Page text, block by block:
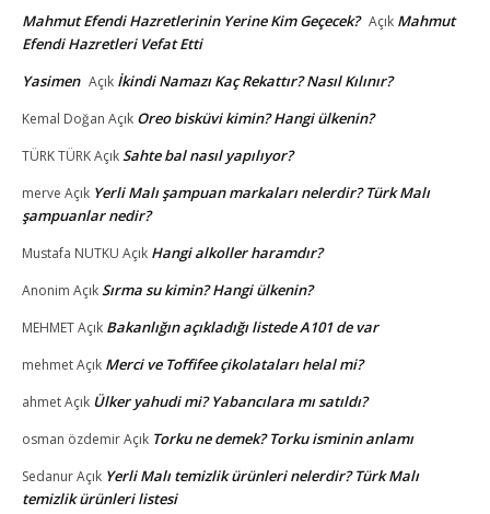
Mahmut Efendi Hazretlerinin Yerine Kim Geçecek? Açık Mahmut
Efendi Hazretleri Vefat Etti
Yasimen Açık İkindi Namazı Kaç Rekattır? Nasıl Kılınır?
Kemal Doğan Açık Oreo bisküvi kimin? Hangi ülkenin?
TÜRK TÜRKAçıkSahte bal nasıl yapılıyor?
merve Açık Yerli Malı şampuan markaları nelerdir? Türk Malı
şampuanlar nedir?
Mustafa NUTKU Açık Hangi alkoller haramdır?
Anonim AçıkSırma su kimin? Hangi ülkenin?
MEHMETAçık Bakanlığın açıkladığı listede A101 de var
mehmetAçık Merci ve Toffifee çikolataları helal mi?
ahmetAçık Ülker yahudi mi? Yabancılara mı satıldı?
osman özdemirAçık Torku ne demek? Torku isminin anlamı
SedanurAçık Yerli Malı temizlik ürünleri nelerdir? Türk Malı
temizlik ürünleri listesi